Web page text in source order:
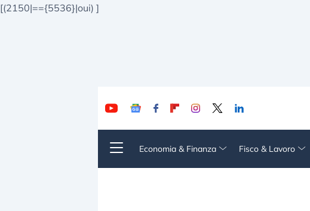
[(2150|=={5536}|oui) ]
Economia & Finanza Fisco & Lavoro